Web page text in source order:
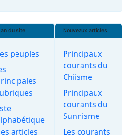
du site
peuples
articles
Nouveaux articles
Principaux
courants du
Chiisme
Principaux
courants du
Sunnisme
Les courants